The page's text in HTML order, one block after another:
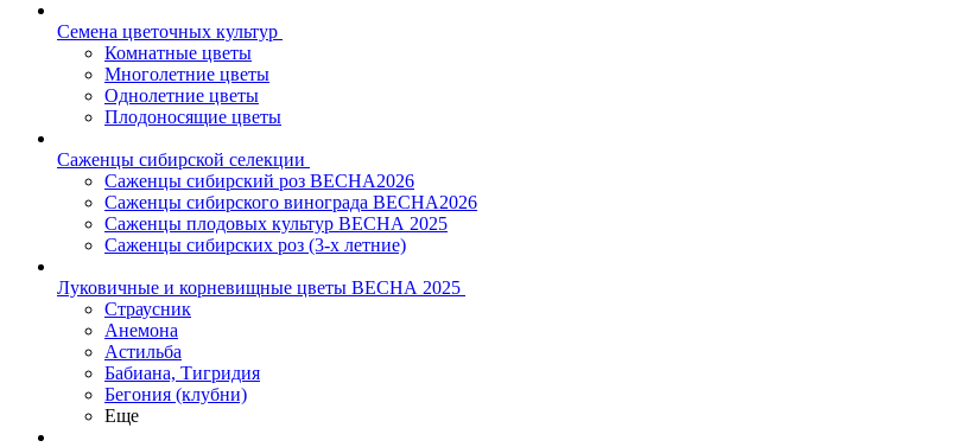
Семена цветочных культур
Комнатные цветы
Многолетние цветы
Однолетние цветы
Плодоносящие цветы
Саженцы сибирской селекции
Саженцы сибирский роз ВЕСНА2026
Саженцы сибирского винограда ВЕСНА2026
Саженцы плодовых культур ВЕСНА 2025
Саженцы сибирских роз (3-х летние)
Луковичные и корневищные цветы ВЕСНА 2025
Страусник
Анемона
Астильба
Бабиана, Тигридия
Бегония (клубни)
Еще